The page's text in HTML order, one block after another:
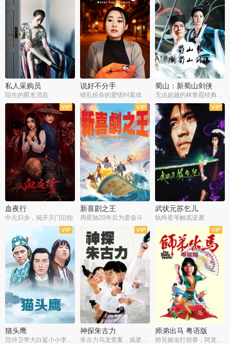
私人采购员
陌生的匿名消息
说好不分手
错乱纷杂的爱情纠葛戏
蜀山：新蜀山剑侠
无法超越的林青霞经典角色
血夜行
中元归乡，揭开灭门旧怨
新喜剧之王
周星驰20年后为爱奋斗
武状元苏乞儿
纨绔星爷触底逆袭
猫头鹰
范侍卫带大白鲨小小李破案寻妃
神探朱古力
朱古力乌龙查案，疯婆子神助攻
师弟出马 粤语版
师兄被迫打假赛，阿龙追查斗黑帮